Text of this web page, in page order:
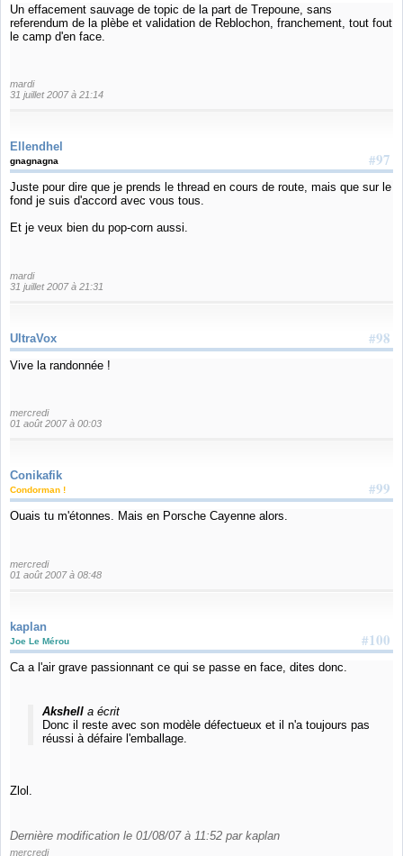
Un effacement sauvage de topic de la part de Trepoune, sans
referendum de la plèbe et validation de Reblochon, franchement, tout fout
le camp d'en face.
mardi
31 juillet 2007 à 21:14
Ellendhel
#97
gnagnagna
Juste pour dire que je prends le thread en cours de route, mais que sur le
fond je suis d'accord avec vous tous.
Et je veux bien du pop-corn aussi.
mardi
31 juillet 2007 à 21:31
#98
UltraVox
Vive la randonnée !
mercredi
01 août 2007 à 00:03
Conikafik
#99
Condorman !
Ouais tu m'étonnes. Mais en Porsche Cayenne alors.
mercredi
01 août 2007 à 08:48
kaplan
#100
Joe Le Mérou
Ca a l'air grave passionnant ce qui se passe en face, dites donc.
Akshella écrit
Donc il reste avec son modèle défectueux et il n'a toujours pas
réussi à défaire l'emballage.
Zlol.
Dernière modification le 01/08/07 à 11:52 par kaplan
mercredi